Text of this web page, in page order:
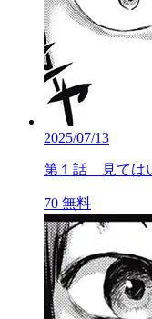
2025/07/13
第１話 見ては
70 無料